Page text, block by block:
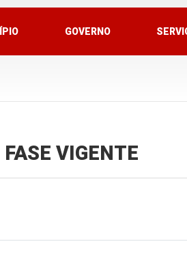
GOVERNO
VIGENTE